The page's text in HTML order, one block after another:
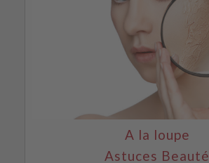
A la loupe
Astuces Beauté